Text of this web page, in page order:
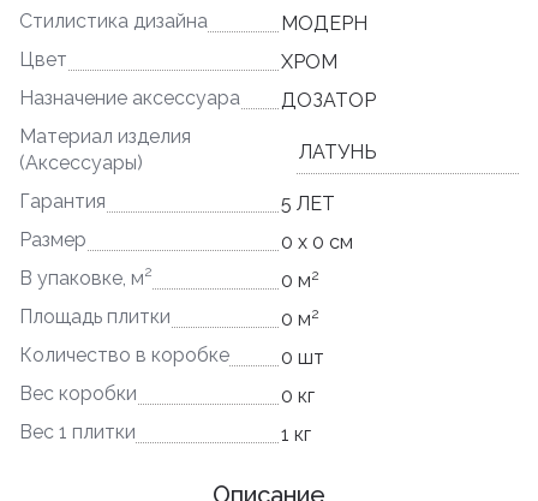
Стилистика дизайна
МОДЕРН
Цвет
ХРОМ
Назначение аксессуара
ДОЗАТОР
Материал изделия
(Аксессуары)
ЛАТУНЬ
Гарантия
5 ЛЕТ
Размер
0 x 0 см
В упаковке, м2 0 м2
Площадь плитки 0 м2
Количество в коробке
0 шт
Вес коробки
0 кг
Вес 1 плитки
1 кг
Описание